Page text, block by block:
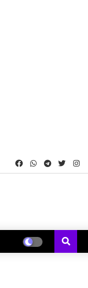
मामले में दुष्कर्म के आरोपी